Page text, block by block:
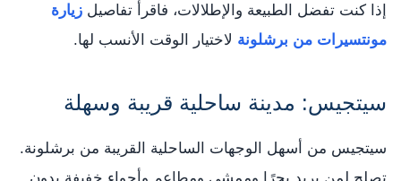
إذا كنت تفضل الطبيعة والإطلالات، فاقرأ تفاصيل زيارة
مونتسيرات من برشلونة لاختيار الوقت الأنسب لها.
سيتجيس: مدينة ساحلية قريبة وسهلة
سيتجيس من أسهل الوجهات الساحلية القريبة من برشلونة.